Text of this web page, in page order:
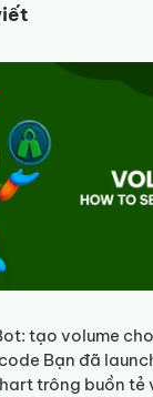
tạo volume
Bạn đã
trông buồn tẻ